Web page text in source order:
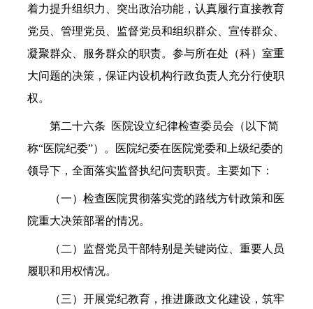
着力提升组织力、突出政治功能，认真履行直接教育
党员、管理党员、监督党员和组织群众、宣传群众、
凝聚群众、服务群众的职责。参与所在处（科）室重
大问题的决策，保证内设机构行政负责人充分行使职
权。
第二十六条 医院设立纪律检查委员会（以下简
称“医院纪委”）。医院纪委在医院党委和上级纪委的
领导下，全面落实监督执纪问责职责。主要如下：
（一）检查医院贯彻落实党的路线方针政策和医
院重大决策部署的情况。
（二）监督党员干部特别是关键岗位、重要人员
履职和用权情况。
（三）开展党纪教育，推进廉政文化建设，筑牢